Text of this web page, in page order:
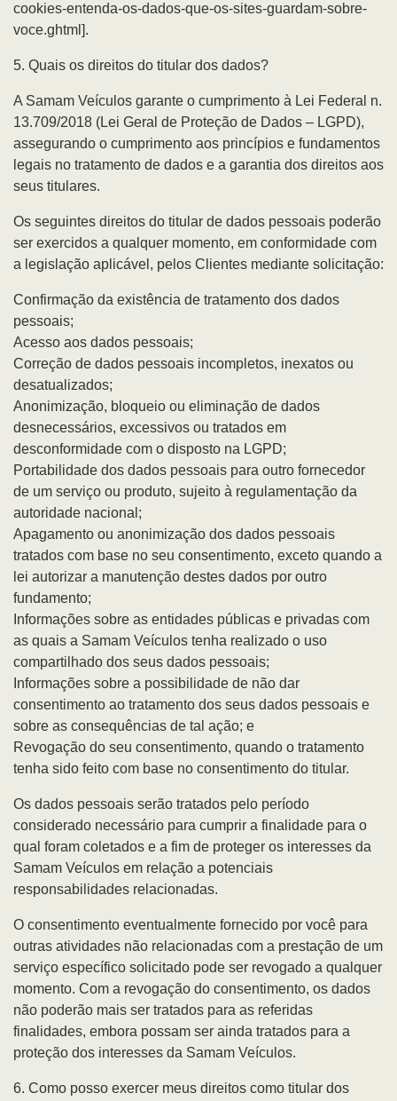
cookies-entenda-os-dados-que-os-sites-guardam-sobre-
voce.ghtml].
5. Quais os direitos do titular dos dados?
A Samam Veículos garante o cumprimento à Lei Federal n.
13.709/2018 (Lei Geral de Proteção de Dados – LGPD),
assegurando o cumprimento aos princípios e fundamentos
legais no tratamento de dados e a garantia dos direitos aos
seus titulares.
Os seguintes direitos do titular de dados pessoais poderão
ser exercidos a qualquer momento, em conformidade com
a legislação aplicável, pelos Clientes mediante solicitação:
Confirmação da existência de tratamento dos dados
pessoais;
Acesso aos dados pessoais;
Correção de dados pessoais incompletos, inexatos ou
desatualizados;
Anonimização, bloqueio ou eliminação de dados
desnecessários, excessivos ou tratados em
desconformidade com o disposto na LGPD;
Portabilidade dos dados pessoais para outro fornecedor
de um serviço ou produto, sujeito à regulamentação da
autoridade nacional;
Apagamento ou anonimização dos dados pessoais
tratados com base no seu consentimento, exceto quando a
lei autorizar a manutenção destes dados por outro
fundamento;
Informações sobre as entidades públicas e privadas com
as quais a Samam Veículos tenha realizado o uso
compartilhado dos seus dados pessoais;
Informações sobre a possibilidade de não dar
consentimento ao tratamento dos seus dados pessoais e
sobre as consequências de tal ação; e
Revogação do seu consentimento, quando o tratamento
tenha sido feito com base no consentimento do titular.
Os dados pessoais serão tratados pelo período
considerado necessário para cumprir a finalidade para o
qual foram coletados e a fim de proteger os interesses da
Samam Veículos em relação a potenciais
responsabilidades relacionadas.
O consentimento eventualmente fornecido por você para
outras atividades não relacionadas com a prestação de um
serviço específico solicitado pode ser revogado a qualquer
momento. Com a revogação do consentimento, os dados
não poderão mais ser tratados para as referidas
finalidades, embora possam ser ainda tratados para a
proteção dos interesses da Samam Veículos.
6. Como posso exercer meus direitos como titular dos